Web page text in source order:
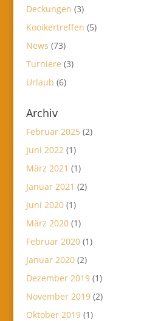
Deckungen (3)
Kooikertreffen (5)
News (73)
Turniere (3)
Urlaub (6)
Archiv
Februar 2025 (2)
Juni 2022(1)
März 2021 (1)
Januar 2021 (2)
Juni 2020(1)
März 2020(1)
Februar 2020(1)
Januar 2020(2)
Dezember 2019(1)
November 2019(2)
Oktober 2019(1)